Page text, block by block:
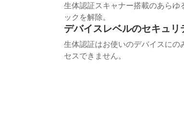
生体認証スキャナー搭載のあら
ックを解除。
デバイスレベルのセキュリ
生体認証はお使いのデバイスにの
セスできません。